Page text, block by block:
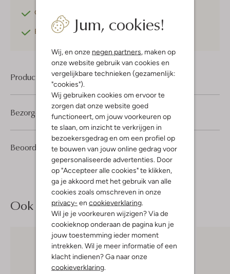
Jum, cookies!
Wij, en onze negen partners, maken op
onze website gebruik van cookies en
vergelijkbare technieken (gezamenlijk:
"cookies").
Wij gebruiken cookies om ervoor te
zorgen dat onze website goed
functioneert, om jouw voorkeuren op
te slaan, om inzicht te verkrijgen in
bezoekersgedrag en om een profiel op
te bouwen van jouw online gedrag voor
gepersonaliseerde advertenties. Door
op "Accepteer alle cookies" te klikken,
ga je akkoord met het gebruik van alle
cookies zoals omschreven in onze
privacy- en cookieverklaring.
Wil je je voorkeuren wijzigen? Via de
cookieknop onderaan de pagina kun je
jouw toestemming ieder moment
intrekken. Wil je meer informatie of een
klacht indienen? Ga naar onze
cookieverklaring.
Gratis retourneren
Betaal achterafmet Klarna
Product informatie
Beoordelingen (6) 4/5
6
4
Sterren
Bezorgen & retourneren
Ook iets voor jou?